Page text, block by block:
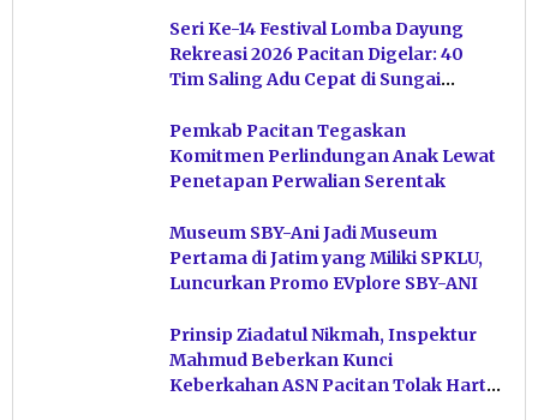
Seri Ke-14 Festival Lomba Dayung
Rekreasi 2026 Pacitan Digelar: 40
Tim Saling Adu Cepat di Sungai
Pemkab Pacitan Tegaskan
Komitmen Perlindungan Anak Lewat
Penetapan Perwalian Serentak
Museum SBY-Ani Jadi Museum
Pertama di Jatim yang Miliki SPKLU,
Luncurkan Promo EVplore SBY-ANI
Prinsip Ziadatul Nikmah, Inspektur
Mahmud Beberkan Kunci
Keberkahan ASN Pacitan Tolak Harta